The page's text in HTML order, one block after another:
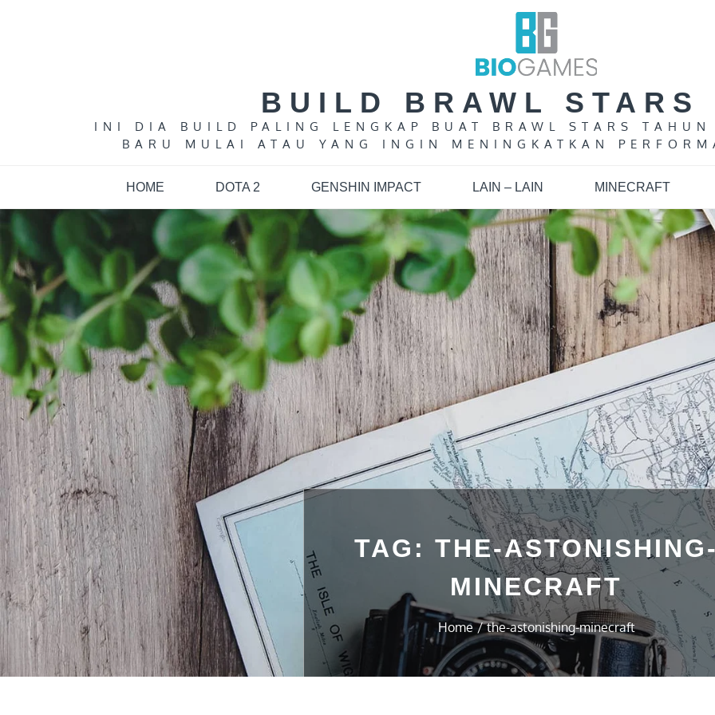
BUILD BRAWL STARS
INI DIA BUILD PALING LENGKAP BUAT BRAWL STARS
BARU MULAI ATAU YANG INGIN MENINGKATKAN
HOME DOTA 2 GENSHIN IMPACT LAIN – LAIN MINECRAFT
TAG: THE-
MINECRAFT
Home the-astonishing-minecraft